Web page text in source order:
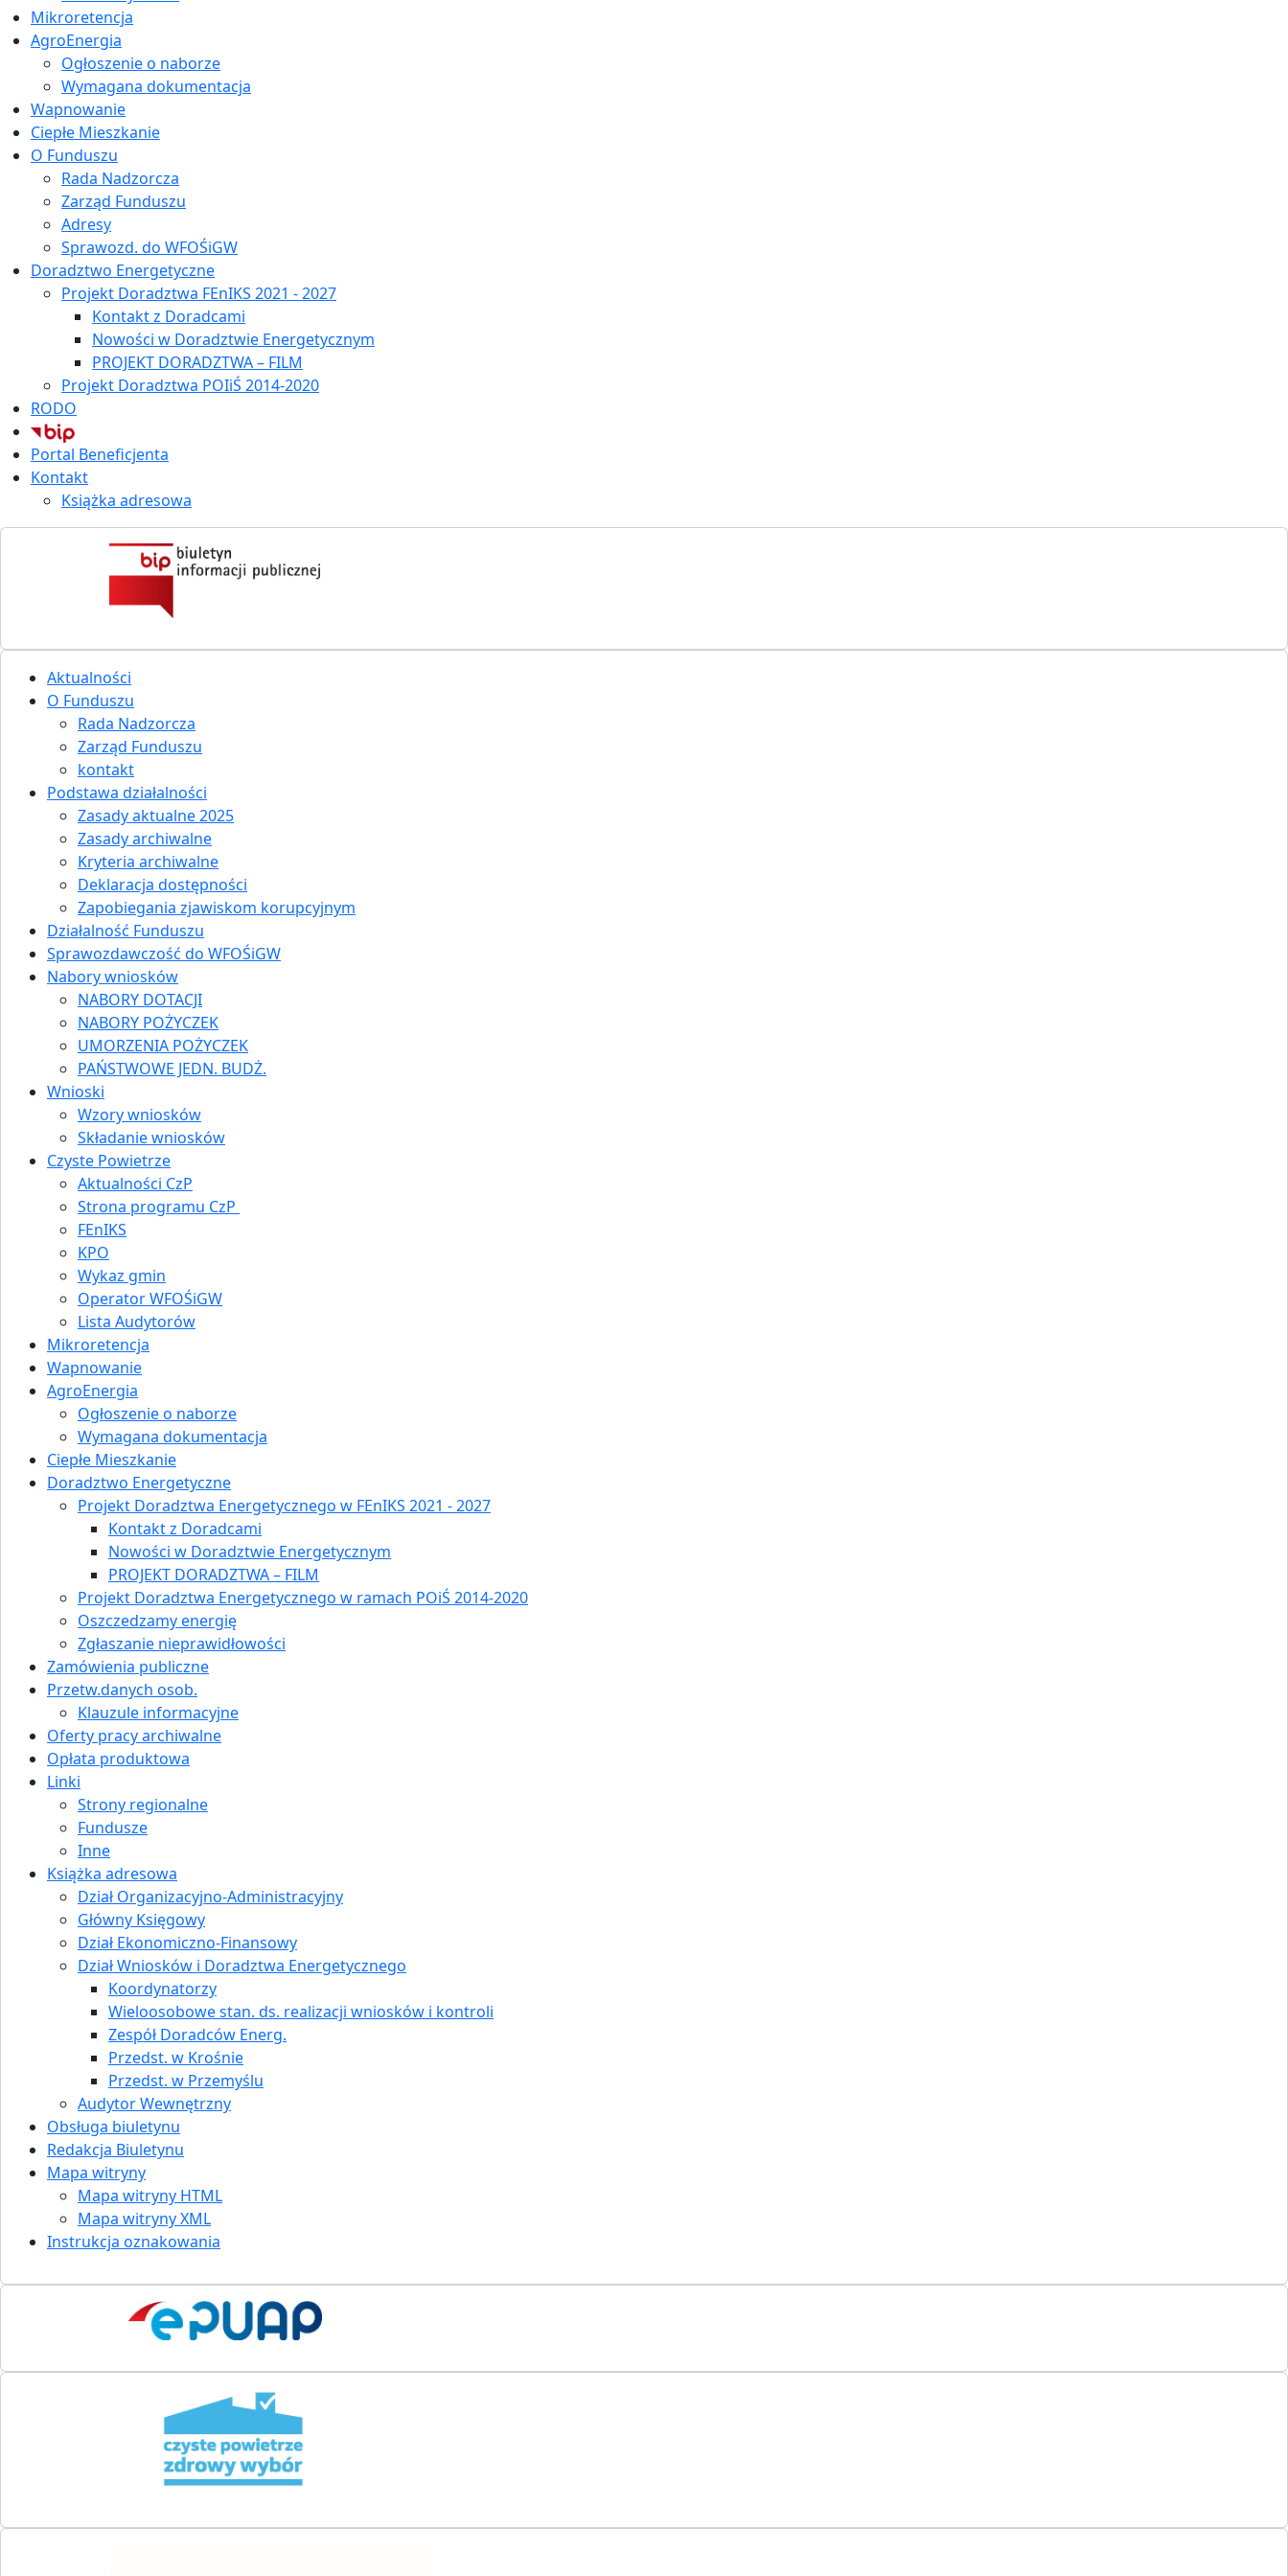
Mikroretencja
AgroEnergia
Ogłoszenie o naborze
Wymagana dokumentacja
Wapnowanie
Ciepłe Mieszkanie
O Funduszu
Rada Nadzorcza
Zarząd Funduszu
Adresy
Sprawozd. do WFOŚiGW
Doradztwo Energetyczne
Projekt Doradztwa FEnIKS 2021 - 2027
Kontakt z Doradcami
Nowości w Doradztwie Energetycznym
PROJEKT DORADZTWA – FILM
Projekt Doradztwa POIiŚ 2014-2020
RODO
Portal Beneficjenta
Kontakt
Książka adresowa
Aktualności
O Funduszu
Rada Nadzorcza
Zarząd Funduszu
kontakt
Podstawa działalności
Zasady aktualne 2025
Zasady archiwalne
Kryteria archiwalne
Deklaracja dostępności
Zapobiegania zjawiskom korupcyjnym
Działalność Funduszu
Sprawozdawczość do WFOŚiGW
Nabory wniosków
NABORY DOTACJI
NABORY POŻYCZEK
UMORZENIA POŻYCZEK
PAŃSTWOWE JEDN. BUDŻ.
Wnioski
Wzory wniosków
Składanie wniosków
Czyste Powietrze
Aktualności CzP
Strona programu CzP
FEnIKS
KPO
Wykaz gmin
Operator WFOŚiGW
Lista Audytorów
Mikroretencja
Wapnowanie
AgroEnergia
Ogłoszenie o naborze
Wymagana dokumentacja
Ciepłe Mieszkanie
Doradztwo Energetyczne
Projekt Doradztwa Energetycznego w FEnIKS 2021 - 2027
Kontakt z Doradcami
Nowości w Doradztwie Energetycznym
PROJEKT DORADZTWA – FILM
Projekt Doradztwa Energetycznego w ramach POiŚ 2014-2020
Oszczedzamy energię
Zgłaszanie nieprawidłowości
Zamówienia publiczne
Przetw.danych osob.
Klauzule informacyjne
Oferty pracy archiwalne
Opłata produktowa
Linki
Strony regionalne
Fundusze
Inne
Książka adresowa
Dział Organizacyjno-Administracyjny
Główny Księgowy
Dział Ekonomiczno-Finansowy
Dział Wniosków i Doradztwa Energetycznego
Koordynatorzy
Wieloosobowe stan. ds. realizacji wniosków i kontroli
Zespół Doradców Energ.
Przedst. w Krośnie
Przedst. w Przemyślu
Audytor Wewnętrzny
Obsługa biuletynu
Redakcja Biuletynu
Mapa witryny
Mapa witryny HTML
Mapa witryny XML
Instrukcja oznakowania